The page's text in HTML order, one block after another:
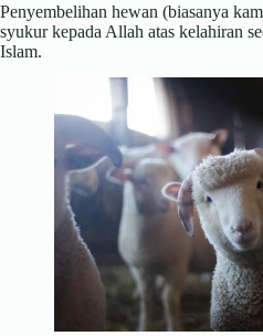
Penyembelihan hewan (biasanya
syukur kepada Allah atas kelahiran
Islam.